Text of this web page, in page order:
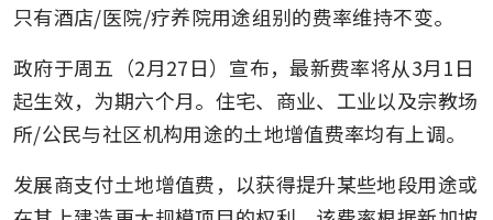
只有酒店/医院/疗养院用途组别的费率维持不变。
政府于周五（2月27日）宣布，最新费率将从3月1日
起生效，为期六个月。住宅、商业、工业以及宗教场
所/公民与社区机构用途的土地增值费率均有上调。
发展商支付土地增值费，以获得提升某些地段用途或